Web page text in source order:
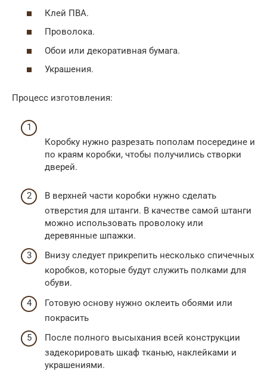
Клей ПВА.
Проволока.
Обои или декоративная бумага.
Украшения.
Процесс изготовления:
Коробку нужно разрезать пополам посередине и
по краям коробки, чтобы получились створки
дверей.
В верхней части коробки нужно сделать
отверстия для штанги. В качестве самой штанги
можно использовать проволоку или
деревянные шпажки.
Внизу следует прикрепить несколько спичечных
коробков, которые будут служить полками для
обуви.
Готовую основу нужно оклеить обоями или
покрасить
После полного высыхания всей конструкции
задекорировать шкаф тканью, наклейками и
украшениями.